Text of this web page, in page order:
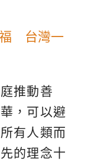
福 台灣一
推動善
，可以避
有人類而
的理念十